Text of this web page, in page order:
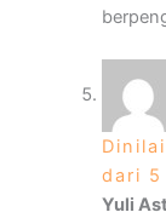
Dinilai
dari 5
Yuli